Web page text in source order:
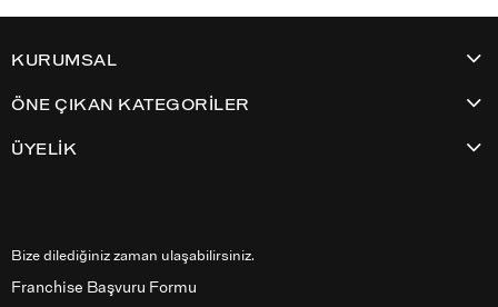
KURUMSAL
ÖNE ÇIKAN KATEGORİLER
ÜYELİK
Bize dilediğiniz zaman ulaşabilirsiniz.
Franchise Başvuru Formu